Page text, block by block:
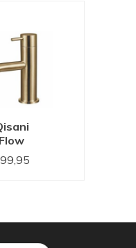
Flow
/